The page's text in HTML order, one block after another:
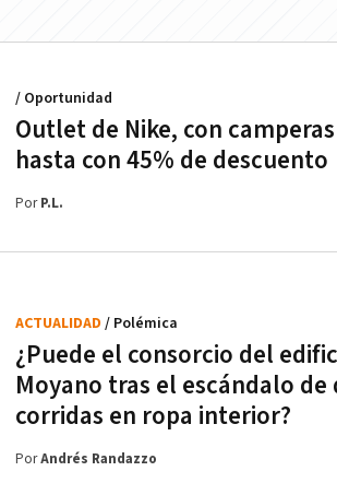
Outlet de Nike, con
hasta con 45% de descuento
/ Oportunidad
PorP.L.
¿Puede el consorcio del
Moyano tras el escándalo de
corridas en ropa interior?
ACTUALIDAD / Polémica
PorAndrés Randazzo